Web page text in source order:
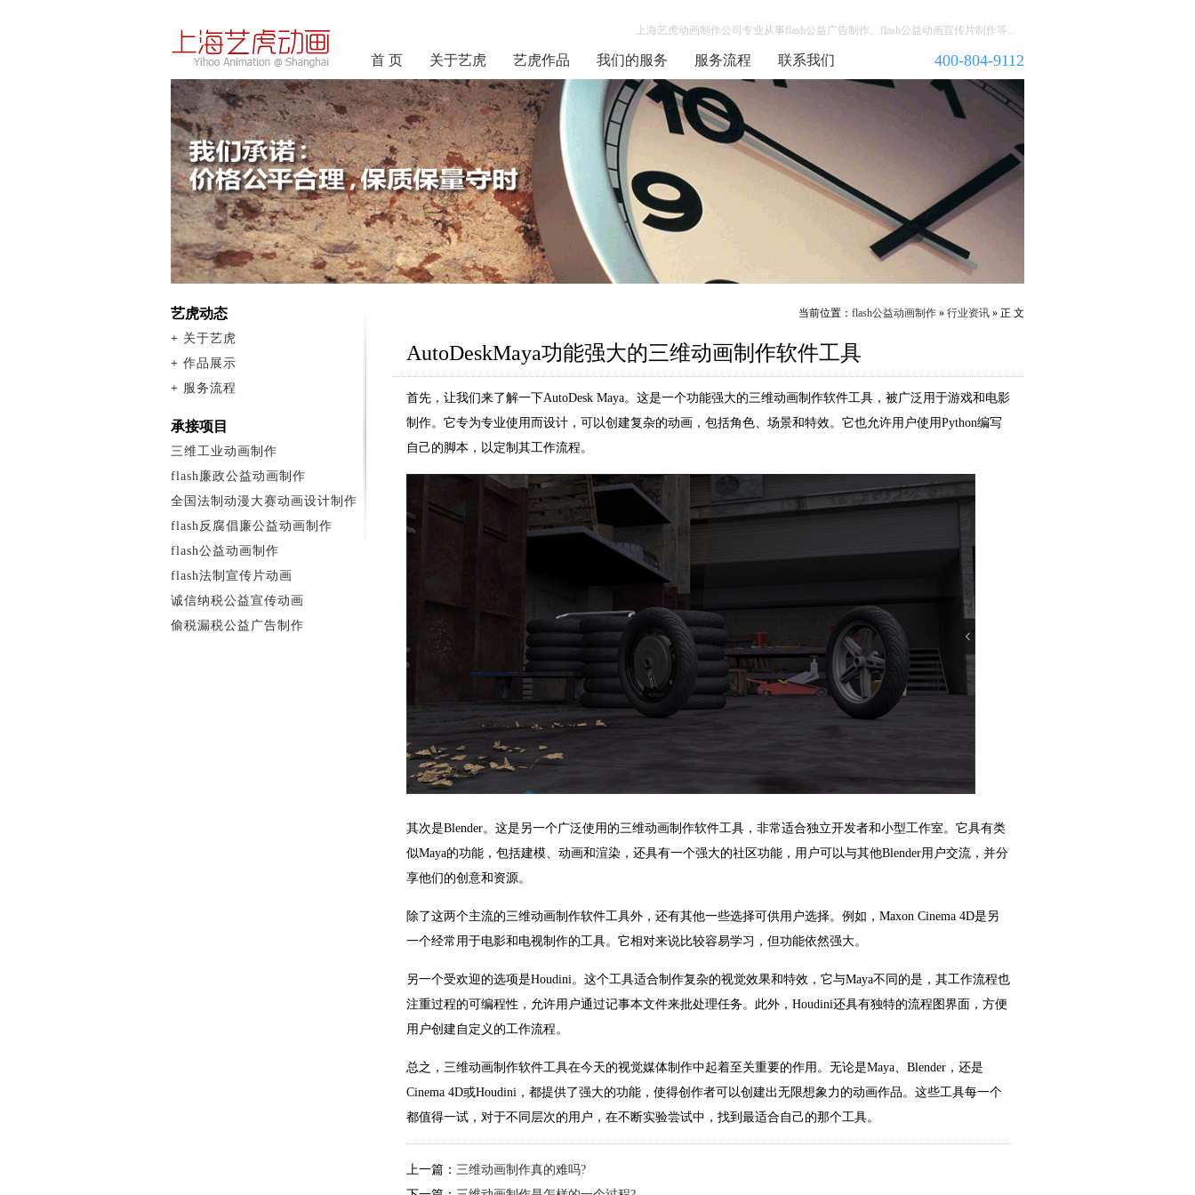
上海艺虎动画制作公司专业从事flash公益广告制作、flash公益动画宣传片制作等...
首 页 关于艺虎 艺虎作品 我们的服务 服务流程 联系我们 400-804-9112
当前位置： flash公益动画制作 » 行业资讯 » 正 文
AutoDeskMaya功能强大的三维动画制作软件工具
首先，让我们来了解一下AutoDesk Maya。这是一个功能强大的三维动画制作软件工具，被广泛用于游戏和电影
制作。它专为专业使用而设计，可以创建复杂的动画，包括角色、场景和特效。它也允许用户使用Python编写
自己的脚本，以定制其工作流程。
其次是Blender。这是另一个广泛使用的三维动画制作软件工具，非常适合独立开发者和小型工作室。它具有类
似Maya的功能，包括建模、动画和渲染，还具有一个强大的社区功能，用户可以与其他Blender用户交流，并分
享他们的创意和资源。
除了这两个主流的三维动画制作软件工具外，还有其他一些选择可供用户选择。例如，Maxon Cinema 4D是另
一个经常用于电影和电视制作的工具。它相对来说比较容易学习，但功能依然强大。
另一个受欢迎的选项是Houdini。这个工具适合制作复杂的视觉效果和特效，它与Maya不同的是，其工作流程也
注重过程的可编程性，允许用户通过记事本文件来批处理任务。此外，Houdini还具有独特的流程图界面，方便
用户创建自定义的工作流程。
总之，三维动画制作软件工具在今天的视觉媒体制作中起着至关重要的作用。无论是Maya、Blender，还是
Cinema 4D或Houdini，都提供了强大的功能，使得创作者可以创建出无限想象力的动画作品。这些工具每一个
都值得一试，对于不同层次的用户，在不断实验尝试中，找到最适合自己的那个工具。
上一篇： 三维动画制作真的难吗?
艺虎动态
+ 关于艺虎
+ 作品展示
+ 服务流程
承接项目
三维工业动画制作
flash廉政公益动画制作
全国法制动漫大赛动画设计制作
flash反腐倡廉公益动画制作
flash公益动画制作
flash法制宣传片动画
诚信纳税公益宣传动画
偷税漏税公益广告制作